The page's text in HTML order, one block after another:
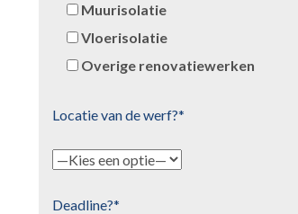
Muurisolatie
Vloerisolatie
Overige renovatiewerken
Locatie van de werf?*
Deadline?*